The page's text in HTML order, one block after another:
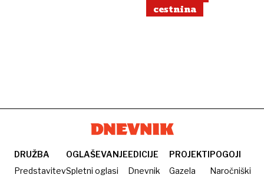
cestnina
DRUŽBA
Predstavitev
OGLAŠEVANJE
Spletni oglasi
EDICIJE
Dnevnik
PROJEKTI
Gazela
POGOJI
Naročniški